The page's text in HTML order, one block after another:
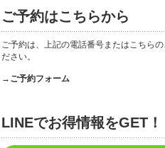
ご予約はこちらから
ご予約は、上記の電話番号またはこちら
ださい。
→ご予約フォーム
LINEでお得情報をGET！